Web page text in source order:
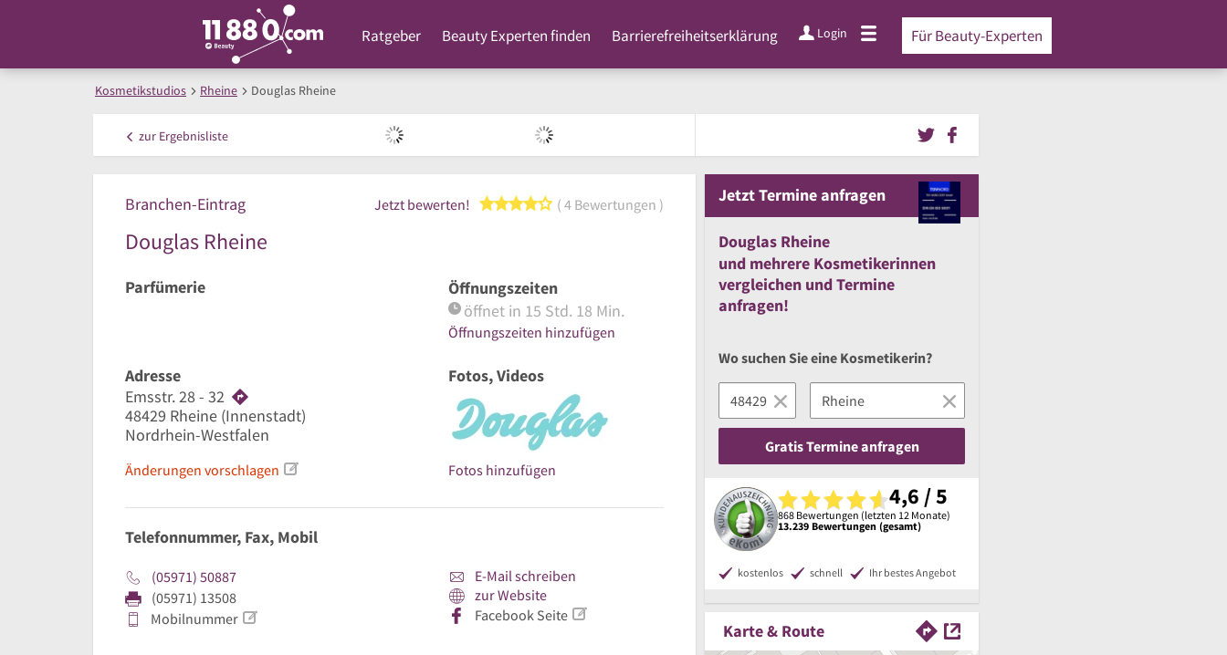
Ratgeber Beauty Experten finden Barrierefreiheitserklärung Login Für Beauty-Experten
Kosmetikstudios Rheine Douglas Rheine
zur Ergebnisliste
Branchen-Eintrag Jetzt bewerten! 4 von 5 Sternen
4 Bewertungen
Douglas Rheine
Parfümerie
Öffnungszeiten
öffnet in 15 Std. 18 Min.
Öffnungszeiten hinzufügen
Adresse
Emsstr. 28 - 32
48429 Rheine (Innenstadt)
Nordrhein-Westfalen
Änderungen vorschlagen
Fotos, Videos
Fotos hinzufügen
Telefonnummer, Fax, Mobil
(05971) 50887
(05971) 13508
Mobilnummer
E-Mail schreiben
zur Website
Facebook Seite
JetztTermine anfragen
Douglas Rheine
und mehrere Kosmetikerinnen
vergleichen undTermine
anfragen!
Wo suchen Sie eine Kosmetikerin?
Gratis Termine anfragen
4,6 / 5
868 Bewertungen (letzten 12 Monate)
13.239 Bewertungen (gesamt)
kostenlos schnell Ihr bestes Angebot
Karte & Route